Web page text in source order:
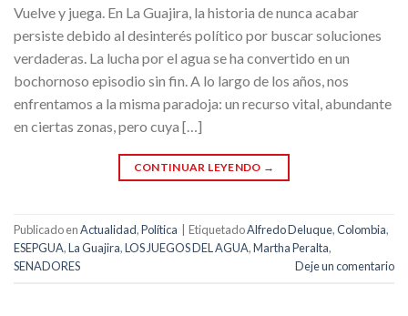
Vuelve y juega. En La Guajira, la historia de nunca acabar
persiste debido al desinterés político por buscar soluciones
verdaderas. La lucha por el agua se ha convertido en un
bochornoso episodio sin fin. A lo largo de los años, nos
enfrentamos a la misma paradoja: un recurso vital, abundante
en ciertas zonas, pero cuya […]
CONTINUAR LEYENDO →
Publicado enActualidad,Política EtiquetadoAlfredo Deluque,Colombia,
ESEPGUA,La Guajira,LOS JUEGOS DEL AGUA,Martha Peralta,
SENADORES
Deje un comentario